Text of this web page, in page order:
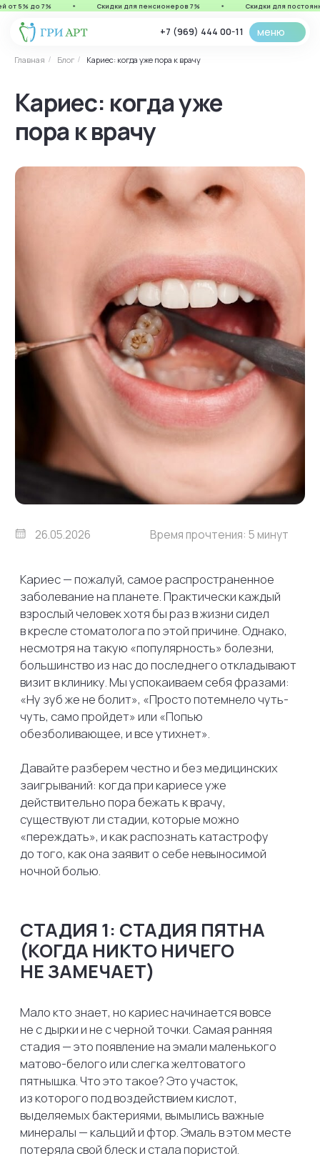
5% до 7% Скидки для пенсионеров 7% Скидки для
Главная / Блог / Кариес: когда уже пора к врачу
Кариес: когда уже
пора к врачу
26.05.2026 Время прочтения: 5 минут
Кариес — пожалуй, самое распространенное
заболевание на планете. Практически каждый
взрослый человек хотя бы раз в жизни сидел
в кресле стоматолога по этой причине. Однако,
несмотря на такую «популярность» болезни,
большинство из нас до последнего откладывают
визит в клинику. Мы успокаиваем себя фразами:
«Ну зуб же не болит», «Просто потемнело чуть-
действительно пора бежать к врачу,
существуют ли стадии, которые можно
«переждать», и как распознать катастрофу
до того, как она заявит о себе невыносимой
ночной болью.
СТАДИЯ 1: СТАДИЯ ПЯТНА
(КОГДА НИКТО НИЧЕГО
НЕ ЗАМЕЧАЕТ)
Мало кто знает, но кариес начинается вовсе
не с дырки и не с черной точки. Самая ранняя
пятнышка. Что это такое? Это участок,
из которого под воздействием кислот,
выделяемых бактериями, вымылись важные
минералы — кальций и фтор. Эмаль в этом месте
потеряла свой блеск и стала пористой.
Что чувствует пациент:
Зуб не реагирует на холодное, горячее или
сладкое. Боль отсутствует.
провести реминерализующую терапию
(покрыть зуб специальными лаками и гелями
с высоким содержанием фтора и кальция) или
применить современную технологию ICON.
Эмаль восстановится сама. Проблема в том,
невозможно — это может сделать только
врач при профессиональном осмотре.
СТАДИЯ 2: ПОВЕРХНОСТНЫЙ
И СРЕДНИЙ КАРИЕС (ПЕРВЫЕ
ТРЕВОЖНЫЕ ЗВОНОЧКИ)
Если проигнорировать стадию пятна,
пористая эмаль начинает разрушаться, и